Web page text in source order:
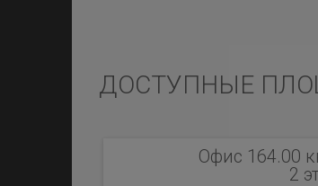
ДОСТУПНЫЕ
Офис 164.00
2